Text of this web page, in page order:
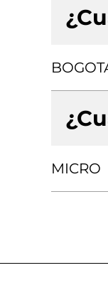
MICRO